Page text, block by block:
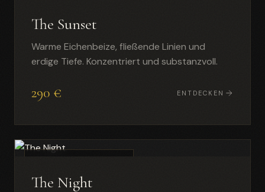
The Sunset
Warme Eichenbeize, fließende Linien und
erdige Tiefe. Konzentriert und substanzvoll.
290 € ENTDECKEN
The Night